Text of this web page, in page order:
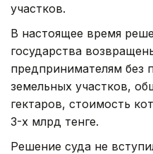
участков.
В настоящее время
государства
предпринимателям без
земельных участков,
гектаров, стоимость
3-х млрд тенге.
Решение суда не